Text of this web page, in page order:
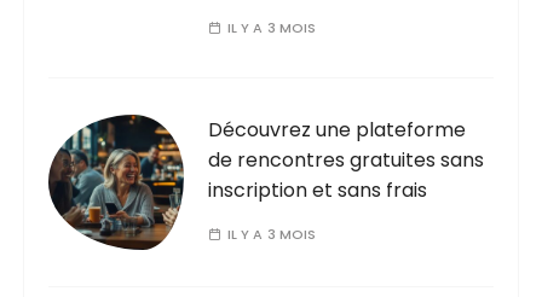
IL Y A 3 MOIS
Découvrez une plateforme
de rencontres gratuites sans
inscription et sans frais
IL Y A 3 MOIS